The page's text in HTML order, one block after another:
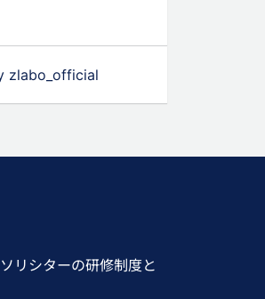
zlabo_official
リシターの研修制度と